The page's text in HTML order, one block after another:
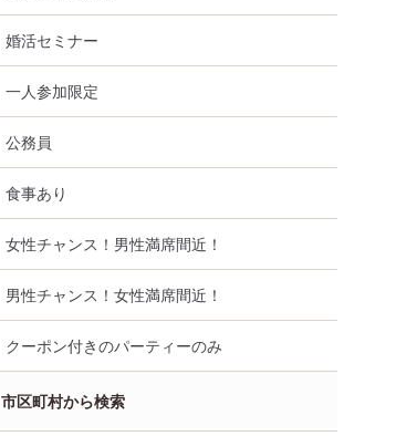
婚活セミナー
一人参加限定
公務員
食事あり
女性チャンス！男性満席間近！
男性チャンス！女性満席間近！
クーポン付きのパーティーのみ
市区町村から検索